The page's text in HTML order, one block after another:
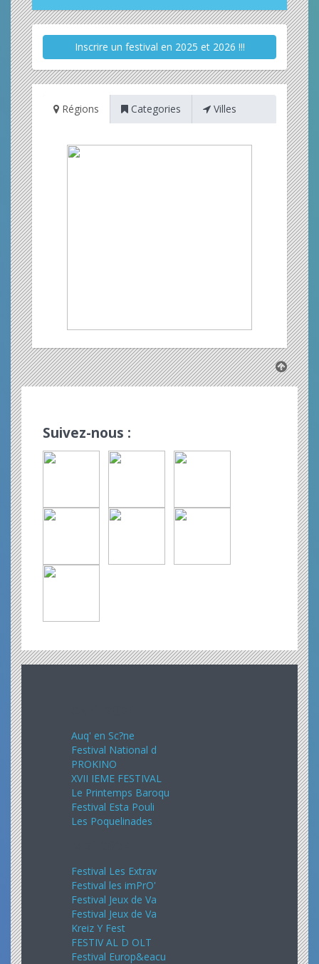
Inscrire un festival en 2025 et 2026 !!!
Régions Categories Villes
Suivez-nous :
Auq' en Sc?ne
Festival National d
PROKINO
XVII IEME FESTIVAL
Le Printemps Baroqu
Festival Esta Pouli
Les Poquelinades
Festival Les Extrav
Festival les imPrO'
Festival Jeux de Va
Festival Jeux de Va
Kreiz Y Fest
FESTIV AL D OLT
Festival Europ&eacu